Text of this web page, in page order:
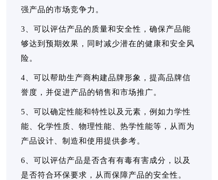
强产品的市场竞争力。
3、可以评估产品的质量和安全性，确保产品能
够达到预期效果，同时减少潜在的健康和安全风
险。
4、可以帮助生产商构建品牌形象，提高品牌信
誉度，并促进产品的销售和市场推广。
5、可以确定性能和特性以及元素，例如力学性
能、化学性质、物理性能、热学性能等，从而为
产品设计、制造和使用提供参考。
6、可以评估产品是否含有有毒有害成分，以及
是否符合环保要求，从而保障产品的安全性。